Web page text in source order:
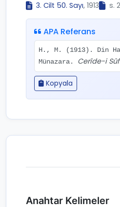
3. Cilt 50. Sayı, 1913 s.
APA Referans
H., M. (1913). Din
Münazara. Cerîde-i
Kopyala
Anahtar Kelimeler